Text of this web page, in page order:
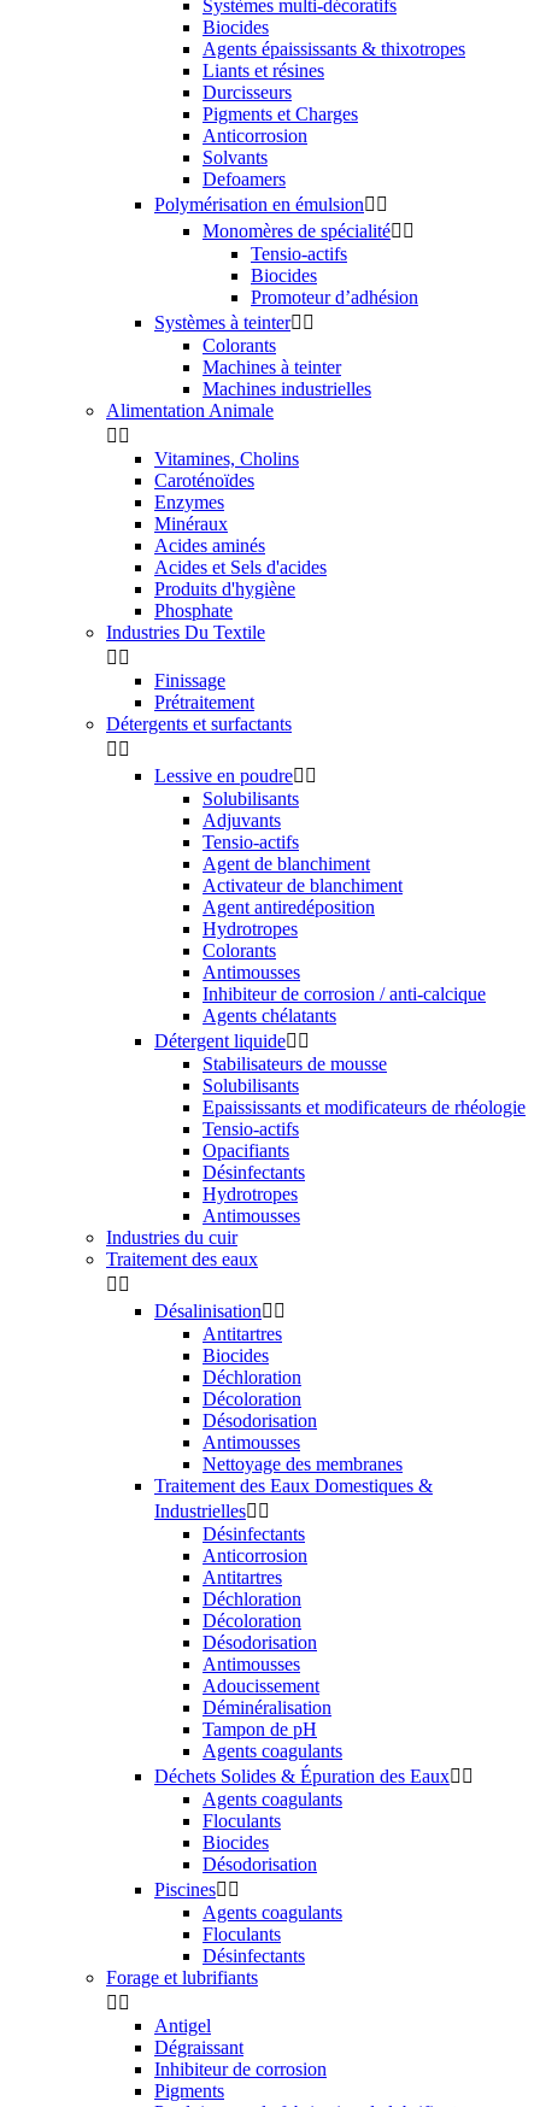
Systèmes multi-décoratifs
Biocides
Agents épaississants & thixotropes
Liants et résines
Durcisseurs
Pigments et Charges
Anticorrosion
Solvants
Defoamers
Polymérisation en émulsion 
Monomères de spécialité 
Tensio-actifs
Biocides
Promoteur d’adhésion
Systèmes à teinter 
Colorants
Machines à teinter
Machines industrielles
Alimentation Animale
 
Vitamines, Cholins
Caroténoïdes
Enzymes
Minéraux
Acides aminés
Acides et Sels d'acides
Produits d'hygiène
Phosphate
Industries Du Textile
 
Finissage
Prétraitement
Détergents et surfactants
 
Lessive en poudre 
Solubilisants
Adjuvants
Tensio-actifs
Agent de blanchiment
Activateur de blanchiment
Agent antiredéposition
Hydrotropes
Colorants
Antimousses
Inhibiteur de corrosion / anti-calcique
Agents chélatants
Détergent liquide 
Stabilisateurs de mousse
Solubilisants
Epaississants et modificateurs de rhéologie
Tensio-actifs
Opacifiants
Désinfectants
Hydrotropes
Antimousses
Industries du cuir
Traitement des eaux
 
Désalinisation 
Antitartres
Biocides
Déchloration
Décoloration
Désodorisation
Antimousses
Nettoyage des membranes
Traitement des Eaux Domestiques &
Industrielles 
Désinfectants
Anticorrosion
Antitartres
Déchloration
Décoloration
Désodorisation
Antimousses
Adoucissement
Déminéralisation
Tampon de pH
Agents coagulants
Déchets Solides & Épuration des Eaux 
Agents coagulants
Floculants
Biocides
Désodorisation
Piscines 
Agents coagulants
Floculants
Désinfectants
Forage et lubrifiants
 
Antigel
Dégraissant
Inhibiteur de corrosion
Pigments